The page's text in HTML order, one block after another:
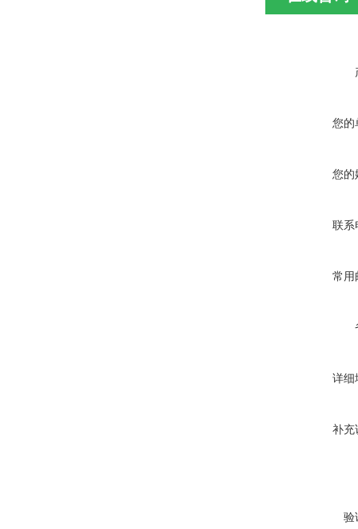
您的
您的
联系
常用
详细
补充
验